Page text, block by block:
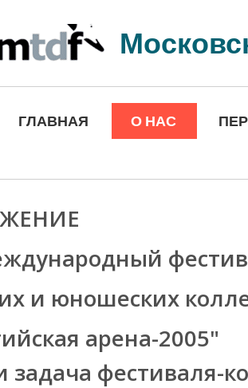
ГЛАВНАЯ О НАС
и юношеских
арена-2005"
задача фестиваля-